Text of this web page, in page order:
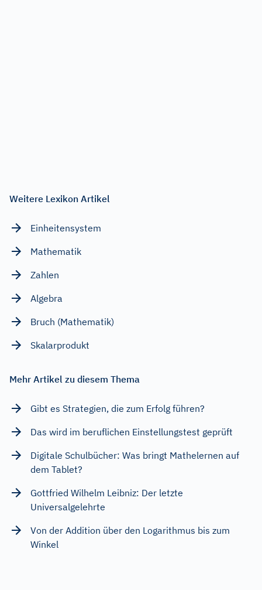
Weitere Lexikon Artikel
Einheitensystem
Mathematik
Zahlen
Algebra
Bruch (Mathematik)
Skalarprodukt
Mehr Artikel zu diesem Thema
Gibt es Strategien, die zum Erfolg führen?
Das wird im beruflichen Einstellungstest geprüft
Digitale Schulbücher: Was bringt Mathelernen auf
dem Tablet?
Gottfried Wilhelm Leibniz: Der letzte
Universalgelehrte
Von der Addition über den Logarithmus bis zum
Winkel